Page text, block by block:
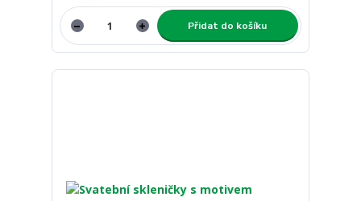
Přidat do košíku